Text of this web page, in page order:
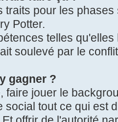
traits pour les
Potter.
telles
soulevé par le
gagner ?
faire jouer le
social tout ce qui est